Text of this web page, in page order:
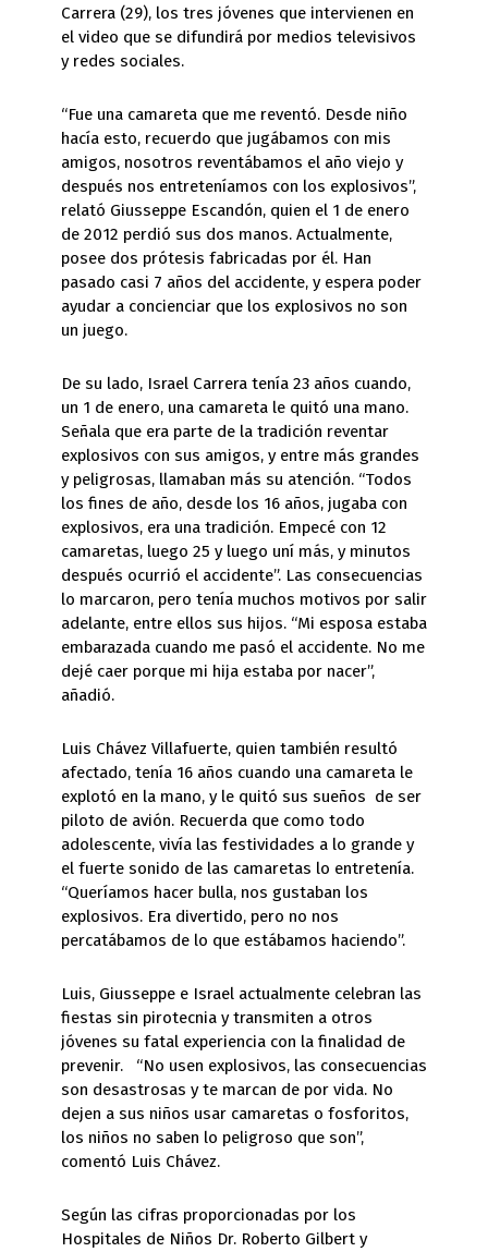
Carrera (29), los tres jóvenes que intervienen en
el video que se difundirá por medios televisivos
y redes sociales.
“Fue una camareta que me reventó. Desde niño
hacía esto, recuerdo que jugábamos con mis
amigos, nosotros reventábamos el año viejo y
después nos entreteníamos con los explosivos”,
relató Giusseppe Escandón, quien el 1 de enero
de 2012 perdió sus dos manos. Actualmente,
posee dos prótesis fabricadas por él. Han
pasado casi 7 años del accidente, y espera poder
ayudar a concienciar que los explosivos no son
un juego.
De su lado, Israel Carrera tenía 23 años cuando,
un 1 de enero, una camareta le quitó una mano.
Señala que era parte de la tradición reventar
explosivos con sus amigos, y entre más grandes
y peligrosas, llamaban más su atención. “Todos
los fines de año, desde los 16 años, jugaba con
explosivos, era una tradición. Empecé con 12
camaretas, luego 25 y luego uní más, y minutos
después ocurrió el accidente”. Las consecuencias
lo marcaron, pero tenía muchos motivos por salir
adelante, entre ellos sus hijos. “Mi esposa estaba
embarazada cuando me pasó el accidente. No me
dejé caer porque mi hija estaba por nacer”,
añadió.
Luis Chávez Villafuerte, quien también resultó
afectado, tenía 16 años cuando una camareta le
explotó en la mano, y le quitó sus sueños de ser
piloto de avión. Recuerda que como todo
adolescente, vivía las festividades a lo grande y
el fuerte sonido de las camaretas lo entretenía.
“Queríamos hacer bulla, nos gustaban los
explosivos. Era divertido, pero no nos
percatábamos de lo que estábamos haciendo”.
Luis, Giusseppe e Israel actualmente celebran las
fiestas sin pirotecnia y transmiten a otros
jóvenes su fatal experiencia con la finalidad de
prevenir. “No usen explosivos, las consecuencias
son desastrosas y te marcan de por vida. No
dejen a sus niños usar camaretas o fosforitos,
los niños no saben lo peligroso que son”,
comentó Luis Chávez.
Según las cifras proporcionadas por los
Hospitales de Niños Dr. Roberto Gilbert y